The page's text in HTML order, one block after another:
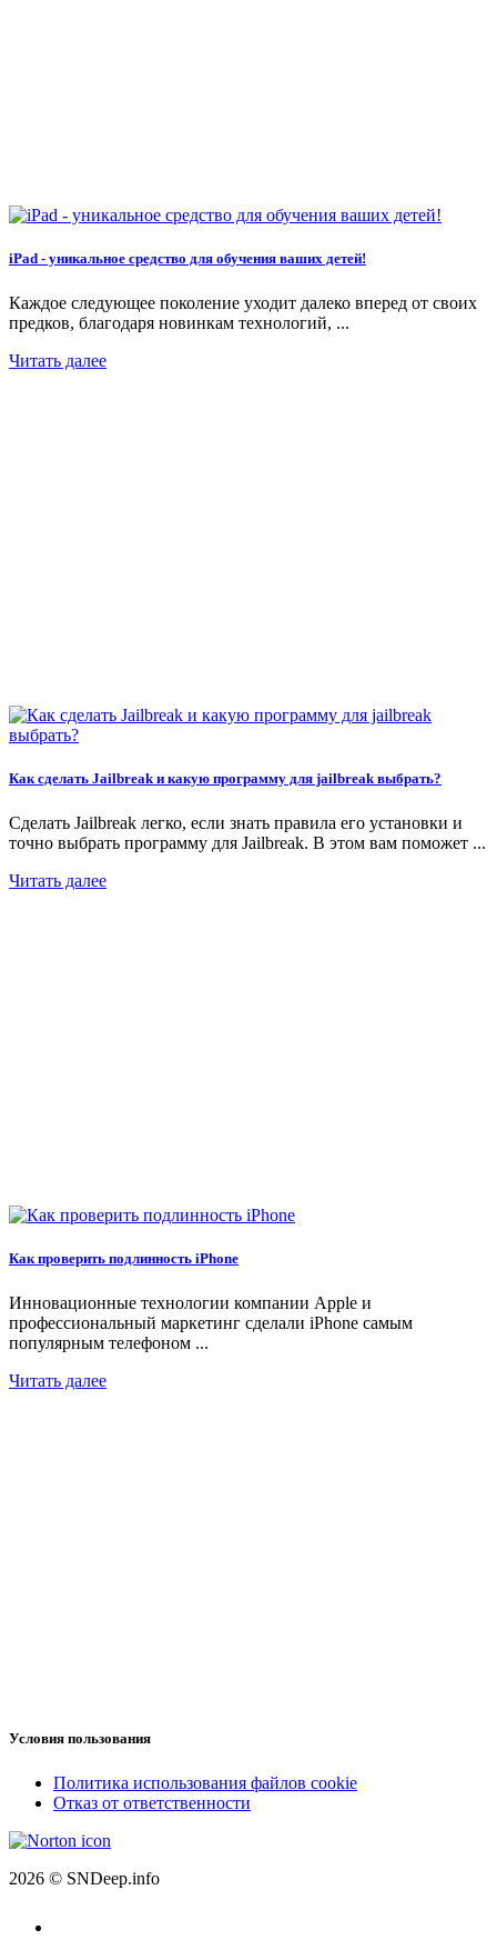
iPad - уникальное средство для обучения ваших детей!
Каждое следующее поколение уходит далеко вперед от своих
предков, благодаря новинкам технологий, ...
Читать далее
Как сделать Jailbreak и какую программу для jailbreak выбрать?
Сделать Jailbreak легко, если знать правила его установки и
точно выбрать программу для Jailbreak. В этом вам поможет ...
Читать далее
Как проверить подлинность iPhone
Инновационные технологии компании Apple и
профессиональный маркетинг сделали iPhone самым
популярным телефоном ...
Читать далее
Условия пользования
Политика использования файлов cookie
Отказ от ответственности
2026 © SNDeep.info